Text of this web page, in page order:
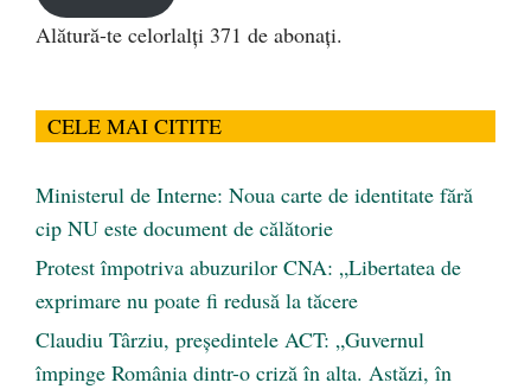
Alătură-te celorlalți 371 de abonați.
CELE MAI CITITE
Ministerul de Interne: Noua carte de identitate fără
cip NU este document de călătorie
Protest împotriva abuzurilor CNA: „Libertatea de
exprimare nu poate fi redusă la tăcere
Claudiu Târziu, președintele ACT: „Guvernul
împinge România dintr-o criză în alta. Astăzi, în